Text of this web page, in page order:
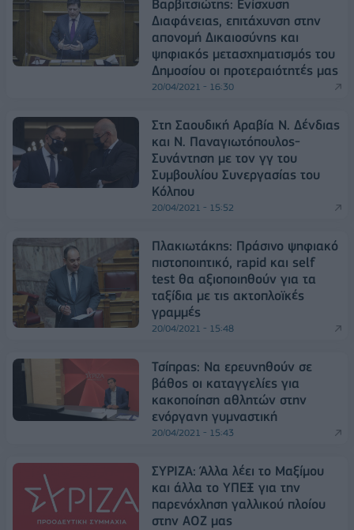
Βαρβιτσιώτης: Ενίσχυση
Διαφάνειας, επιτάχυνση στην
απονομή Δικαιοσύνης και
ψηφιακός μετασχηματισμός του
Δημοσίου οι προτεραιότητές μας
20/04/2021 - 16:30
Στη Σαουδική Αραβία Ν. Δένδιας
και Ν. Παναγιωτόπουλος-
Συνάντηση με τον γγ του
Συμβουλίου Συνεργασίας του
Κόλπου
20/04/2021 - 15:52
Πλακιωτάκης: Πράσινο ψηφιακό
πιστοποιητικό, rapid και self
test θα αξιοποιηθούν για τα
ταξίδια με τις ακτοπλοϊκές
γραμμές
20/04/2021 - 15:48
Τσίπρας: Να ερευνηθούν σε
βάθος οι καταγγελίες για
κακοποίηση αθλητών στην
ενόργανη γυμναστική
20/04/2021 - 15:43
ΣΥΡΙΖΑ: Άλλα λέει το Μαξίμου
και άλλα το ΥΠΕΞ για την
παρενόχληση γαλλικού πλοίου
στην ΑΟΖ μας